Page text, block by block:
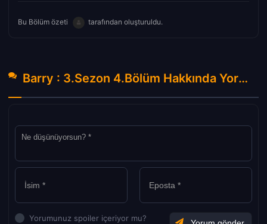
Bu Bölüm özeti tarafından oluşturuldu.
Barry : 3.Sezon 4.Bölüm Hakkında Yorumlar
Yorumunuz spoiler içeriyor mu?